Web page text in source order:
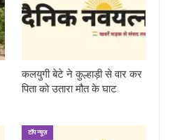
कलयुगी बेटे ने कुल्हाड़ी से वार कर
पिता को उतारा मौत के घाट
टॉप न्यूज़